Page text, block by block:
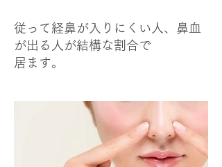
従って経鼻が入りにくい人、鼻血
が出る人が結構な割合で
居ます。